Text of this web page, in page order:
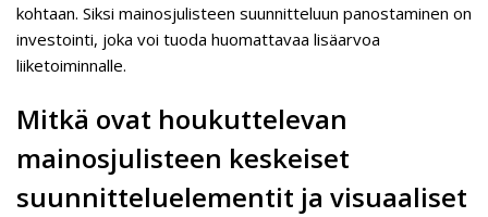
kohtaan. Siksi mainosjulisteen suunnitteluun panostaminen on
investointi, joka voi tuoda huomattavaa lisäarvoa
liiketoiminnalle.
Mitkä ovat houkuttelevan
mainosjulisteen keskeiset
suunnitteluelementit ja visuaaliset